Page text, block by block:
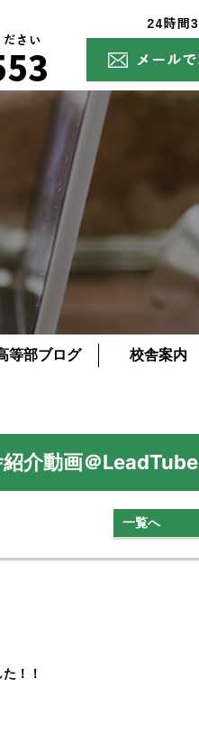
等部ブログ 校舎案内
介動画＠LeadTube
一覧へ
！！